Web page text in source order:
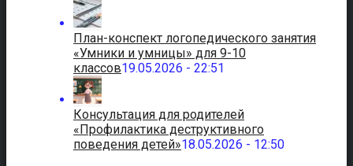
План-конспект логопедического занятия
«Умники и умницы» для 9-10
классов19.05.2026 - 22:51
Консультация для родителей
«Профилактика деструктивного
поведения детей»18.05.2026 - 12:50